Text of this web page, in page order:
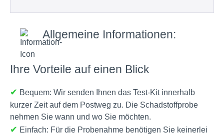
Allgemeine Informationen:
Ihre Vorteile auf einen Blick
✔ Bequem: Wir senden Ihnen das Test-Kit innerhalb
kurzer Zeit auf dem Postweg zu. Die Schadstoffprobe
nehmen Sie wann und wo Sie möchten.
✔ Einfach: Für die Probenahme benötigen Sie keinerlei